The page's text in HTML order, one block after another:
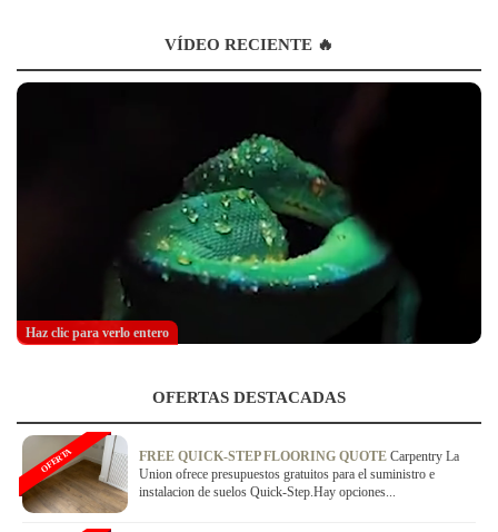
VÍDEO RECIENTE 🔥
Haz clic para verlo entero
OFERTAS DESTACADAS
FREE QUICK-STEP FLOORING QUOTE Carpentry La
Union ofrece presupuestos gratuitos para el suministro e
instalacion de suelos Quick-Step.Hay opciones...
OFERTA